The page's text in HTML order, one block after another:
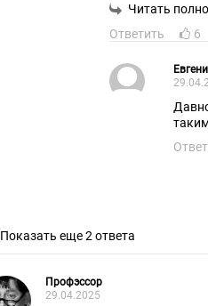
Вот и вцепились
А если
собак.
Нам большой
доброй воли.
Ты им сделаешь
Читать
Ответить
6
Показать еще 2 ответа
Профэссор
29.04.2025